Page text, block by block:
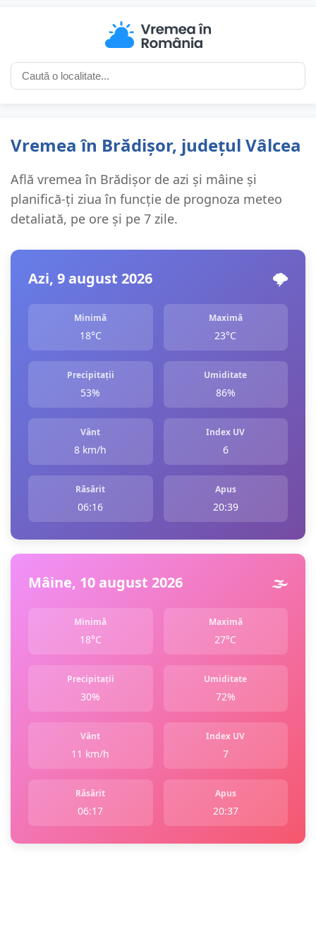
Vremea în Brădișor, județul Vâlcea
Află vremea în Brădișor de azi și mâine și
planifică-ți ziua în funcție de prognoza meteo
detaliată, pe ore și pe 7 zile.
Azi, 9 august 2026 🌩️
Minimă
18°C
Maximă
23°C
Precipitații
53%
Umiditate
86%
Vânt
8 km/h
Index UV
6
Răsărit
06:16
Apus
20:39
Mâine, 10 august 2026 🌫️
Minimă
18°C
Maximă
27°C
Precipitații
30%
Umiditate
72%
Vânt
11 km/h
Index UV
7
Răsărit
06:17
Apus
20:37